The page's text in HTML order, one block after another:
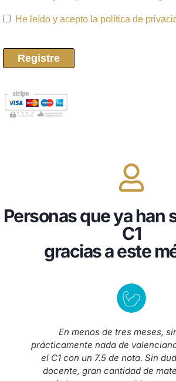
He leído y acepto la política de
Personas que ya han
C1
gracias a este
En menos de tres meses,
prácticamente nada de
el C1 con un 7.5 de nota. Sin
docente, gran cantidad de